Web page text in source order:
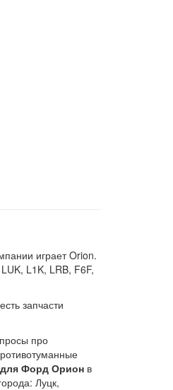
играет Orion.
L1K, LRB, F6F,
запчасти
про
Форд Орион в
Луцк,